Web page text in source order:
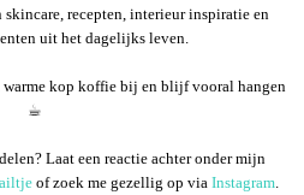
recepten, interieur inspiratie en
uit het dagelijks leven.
warme kop koffie bij en blijf vooral hangen
☕︎
Laat een reactie achter onder mijn
of zoek me gezellig op via Instagram